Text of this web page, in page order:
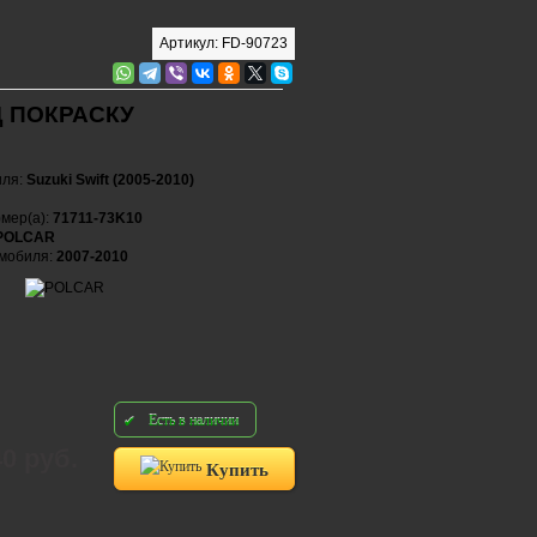
Артикул: FD-90723
ПОКРАСКУ
Suzuki Swift (2005-2010)
71711-73K10
2007-2010
Есть в наличии
Купить